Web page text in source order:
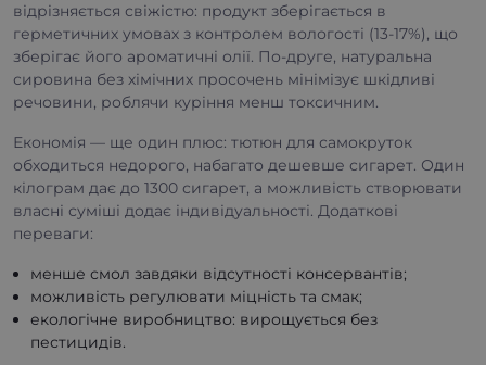
відрізняється свіжістю: продукт зберігається в
герметичних умовах з контролем вологості (13-17%), що
зберігає його ароматичні олії. По-друге, натуральна
сировина без хімічних просочень мінімізує шкідливі
речовини, роблячи куріння менш токсичним.
Економія — ще один плюс: тютюн для самокруток
обходиться недорого, набагато дешевше сигарет. Один
кілограм дає до 1300 сигарет, а можливість створювати
власні суміші додає індивідуальності. Додаткові
переваги:
менше смол завдяки відсутності консервантів;
можливість регулювати міцність та смак;
екологічне виробництво: вирощується без
пестицидів.